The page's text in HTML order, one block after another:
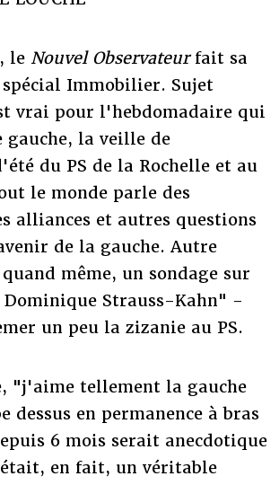
le Nouvel Observateurfait sa
Immobilier. Sujet
vrai pour l'hebdomadaire qui
gauche, la veille de
du PS de la Rochelle et au
le monde parle des
alliances et autres questions
de la gauche. Autre
même, un sondage sur
Dominique Strauss-Kahn" -
un peu la zizanie au PS.
"j'aime tellement la gauche
dessus en permanence à bras
6 mois serait anecdotique
en fait, un véritable